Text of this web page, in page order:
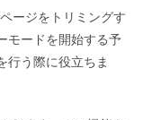
ージをトリミングす
モードを開始する予
行う際に役立ちま